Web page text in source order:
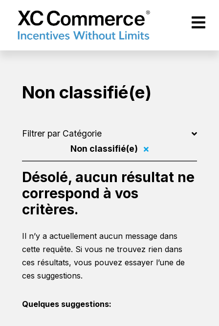
XCCommerce
Non classifié(e)
Filtrer par
Filtrer par Catégorie
Non classifié(e)
Désolé, aucun résultat ne
correspond à vos
critères.
Il n’y a actuellement aucun message dans
cette requête. Si vous ne trouvez rien dans
ces résultats, vous pouvez essayer l’une de
ces suggestions.
Quelques suggestions: